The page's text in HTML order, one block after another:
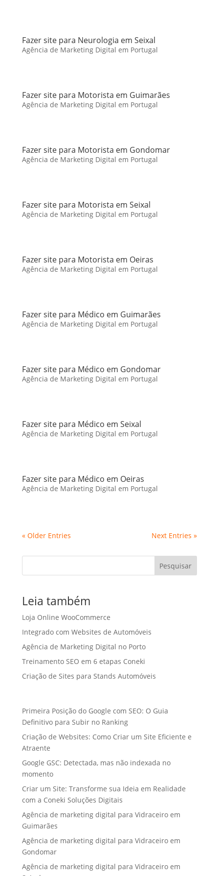
Fazer site para Neurologia em Seixal
Agência de Marketing Digital em Portugal
Fazer site para Motorista em Guimarães
Agência de Marketing Digital em Portugal
Fazer site para Motorista em Gondomar
Agência de Marketing Digital em Portugal
Fazer site para Motorista em Seixal
Agência de Marketing Digital em Portugal
Fazer site para Motorista em Oeiras
Agência de Marketing Digital em Portugal
Fazer site para Médico em Guimarães
Agência de Marketing Digital em Portugal
Fazer site para Médico em Gondomar
Agência de Marketing Digital em Portugal
Fazer site para Médico em Seixal
Agência de Marketing Digital em Portugal
Fazer site para Médico em Oeiras
Agência de Marketing Digital em Portugal
« Older Entries Next Entries »
Pesquisar
Leia também
Loja Online WooCommerce
Integrado com Websites de Automóveis
Agência de Marketing Digital no Porto
Treinamento SEO em 6 etapas Coneki
Criação de Sites para Stands Automóveis
Primeira Posição do Google com SEO: O Guia
Definitivo para Subir no Ranking
Criação de Websites: Como Criar um Site Eficiente e
Atraente
Google GSC: Detectada, mas não indexada no
momento
Criar um Site: Transforme sua Ideia em Realidade
com a Coneki Soluções Digitais
Agência de marketing digital para Vidraceiro em
Guimarães
Agência de marketing digital para Vidraceiro em
Gondomar
Agência de marketing digital para Vidraceiro em